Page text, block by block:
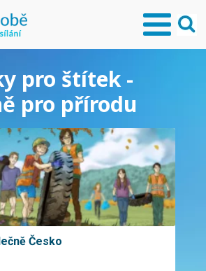
pro štítek -
pro přírodu
Česko